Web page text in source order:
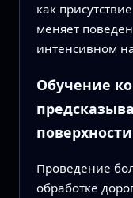
как
меняет
интенсивном
Обучение
поверхности
Проведение
обработке